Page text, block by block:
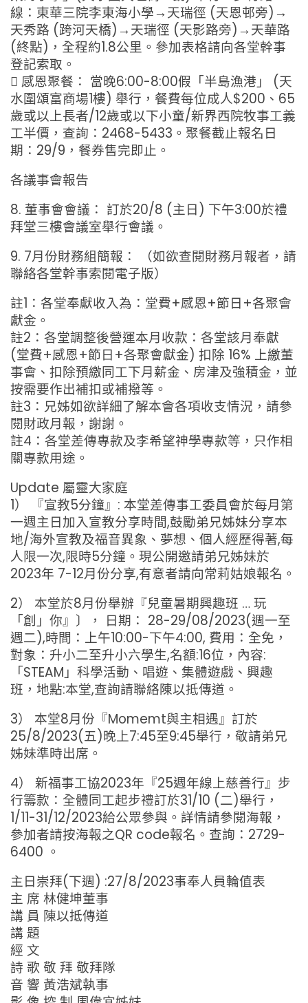
線：東華三院李東海小學→天瑞徑 (天恩邨旁)→
天秀路 (跨河天橋)→天瑞徑 (天影路旁)→天華路
(終點)，全程約1.8公里。參加表格請向各堂幹事
登記索取。
 感恩聚餐： 當晚6:00-8:00假「半島漁港」 (天
水圍頌富商場1樓) 舉行，餐費每位成人$200、65
歲或以上長者/12歲或以下小童/新界西院牧事工義
工半價，查詢：2468-5433。聚餐截止報名日
期：29/9，餐券售完即止。
各議事會報告
8. 董事會會議： 訂於20/8 (主日) 下午3:00於禮
拜堂三樓會議室舉行會議。
9. 7月份財務組簡報： （如欲查閱財務月報者，請
聯絡各堂幹事索閱電子版）
註1：各堂奉獻收入為：堂費+感恩+節日+各聚會
獻金。
註2：各堂調整後營運本月收款：各堂該月奉獻
(堂費+感恩+節日+各聚會獻金) 扣除 16% 上繳董
事會、扣除預繳同工下月薪金、房津及強積金，並
按需要作出補扣或補撥等。
註3：兄姊如欲詳細了解本會各項收支情況，請參
閱財政月報，謝謝。
註4：各堂差傳專款及李希望神學專款等，只作相
關專款用途。
Update 屬靈大家庭
1） 『宣教5分鐘』: 本堂差傳事工委員會於每月第
一週主日加入宣教分享時間,鼓勵弟兄姊妹分享本
地/海外宣教及福音異象、夢想、個人經歷得著,每
人限一次,限時5分鐘。現公開邀請弟兄姊妹於
2023年 7-12月份分享,有意者請向常莉姑娘報名。
2） 本堂於8月份舉辦『兒童暑期興趣班 … 玩
「創」你』〕， 日期： 28-29/08/2023(週一至
週二),時間：上午10:00-下午4:00, 費用：全免，
對象：升小二至升小六學生,名額:16位，內容:
「STEAM」科學活動、唱遊、集體遊戲、興趣
班，地點:本堂,查詢請聯絡陳以抵傳道。
3） 本堂8月份『Momemt與主相遇』訂於
25/8/2023(五)晚上7:45至9:45舉行，敬請弟兄
姊妹準時出席。
4） 新福事工協2023年『25週年線上慈善行』步
行籌款：全體同工起步禮訂於31/10 (二)舉行，
1/11-31/12/2023給公眾參與。詳情請參閱海報，
參加者請按海報之QR code報名。查詢：2729-
6400 。
主日崇拜(下週) :27/8/2023事奉人員輪值表
主 席 林健坤董事
講 員 陳以抵傳道
講 題
經 文
詩 歌 敬 拜 敬拜隊
音 響 黃浩斌執事